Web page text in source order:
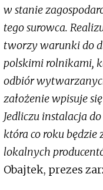
w stanie
tego surowca.
tworzy warunki do
polskimi rolnikami,
odbiór
założenie wpisuje
Jedliczu instalacja
która co roku będzie
lokalnych
Obajtek, prezes